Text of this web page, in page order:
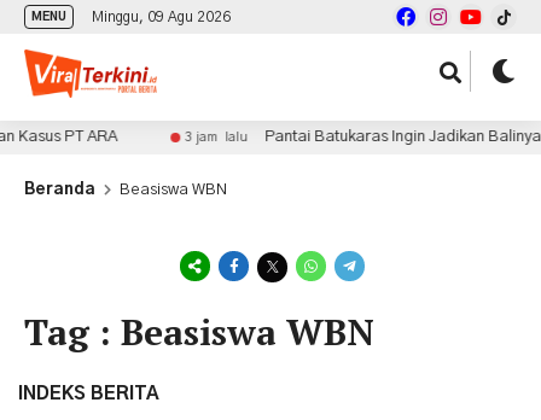
MENU Minggu, 09 Agu 2026
PT ARA 3 jam lalu Pantai Batukaras Ingin Jadikan Balinya
Beranda Beasiswa WBN
Tag : Beasiswa WBN
INDEKS BERITA